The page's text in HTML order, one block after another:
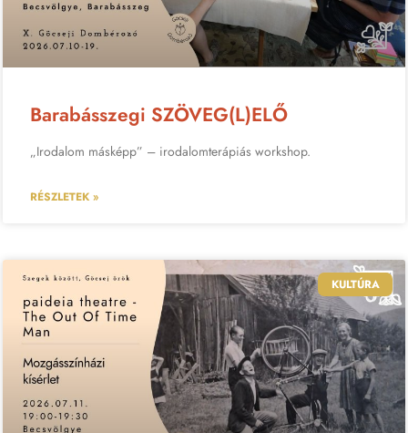
Barabásszegi SZÖVEG(L)ELŐ
„Irodalom másképp” – irodalomterápiás workshop.
RÉSZLETEK »
KULTÚRA